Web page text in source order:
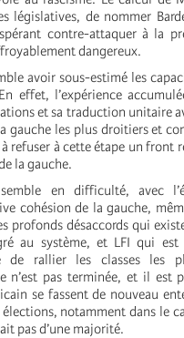
législatives, de nommer
contre-attaquer à la
dangereux.
avoir sous-estimé les
effet, l’expérience
et sa traduction unitaire
gauche les plus droitiers et
refuser à cette étape un front
la gauche.
en difficulté, avec
cohésion de la gauche,
profonds désaccords qui
au système, et LFI qui est
de rallier les classes les
n’est pas terminée, et il est
se fassent de nouveau
notamment dans le
pas d’une majorité.